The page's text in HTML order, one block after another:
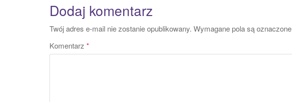
Dodaj komentarz
Twój adres e-mail nie zostanie opublikowany. Wymagane pola są oznaczone
Komentarz *